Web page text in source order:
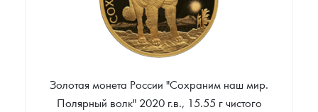
Золотая монета России "Сохраним наш мир.
Полярный волк" 2020 г.в., 15.55 г чистого